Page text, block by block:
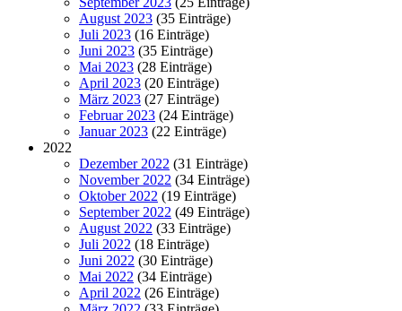
August 2023 (35 Einträge)
Juli 2023 (16 Einträge)
Juni 2023 (35 Einträge)
Mai 2023 (28 Einträge)
April 2023 (20 Einträge)
März 2023 (27 Einträge)
Februar 2023 (24 Einträge)
Januar 2023 (22 Einträge)
2022
Dezember 2022 (31 Einträge)
November 2022 (34 Einträge)
Oktober 2022 (19 Einträge)
September 2022 (49 Einträge)
August 2022 (33 Einträge)
Juli 2022 (18 Einträge)
Juni 2022 (30 Einträge)
Mai 2022 (34 Einträge)
April 2022 (26 Einträge)